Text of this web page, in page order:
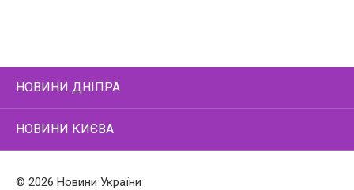
НОВИНИ ДНІПРА
НОВИНИ КИЄВА
© 2026 Новини України